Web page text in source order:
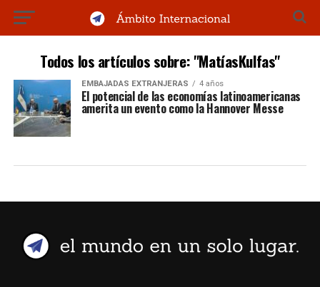
Todos los artículos sobre: "MatíasKulfas"
EMBAJADAS EXTRANJERAS 4 años
El potencial de las economías latinoamericanas
amerita un evento como la Hannover Messe